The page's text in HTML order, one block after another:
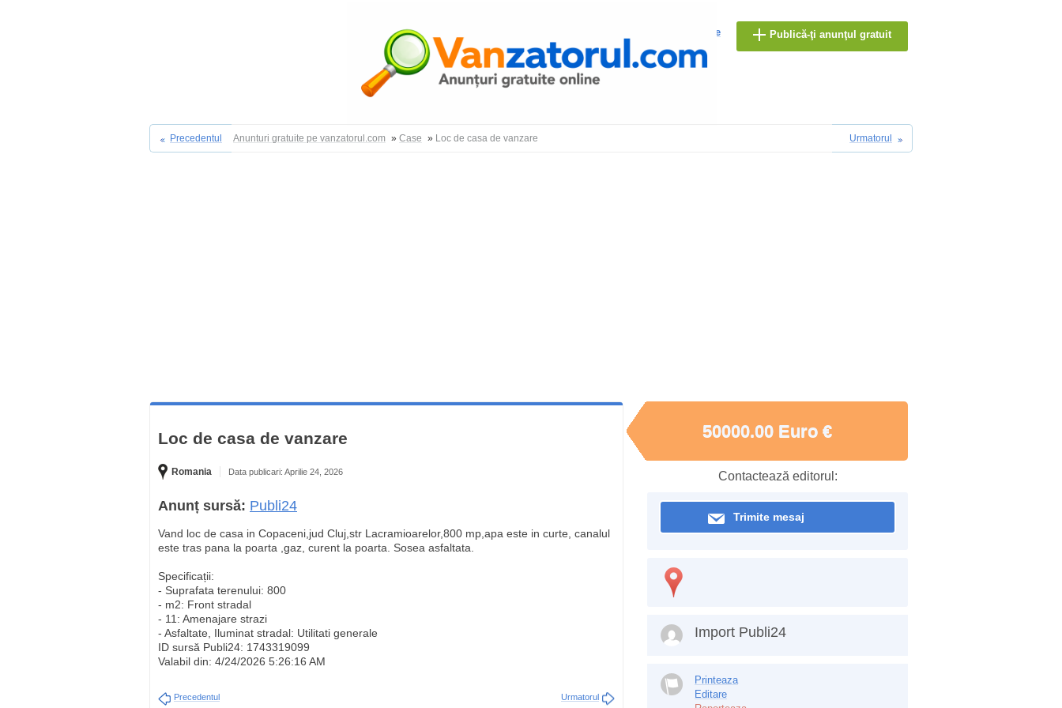
Autentificare Publică-ţi anunţul gratuit
Precedentul Urmatorul
Anunturi gratuite pe vanzatorul.com » Case » Loc de casa de vanzare
Loc de casa de vanzare
Romania Data publicari: Aprilie 24, 2026
Anunț sursă: Publi24
Vand loc de casa in Copaceni,jud Cluj,str Lacramioarelor,800 mp,apa este in curte, canalul
este tras pana la poarta ,gaz, curent la poarta. Sosea asfaltata.
Specificații:
- Suprafata terenului: 800
- m2: Front stradal
- 11: Amenajare strazi
- Asfaltate, Iluminat stradal: Utilitati generale
ID sursă Publi24: 1743319099
Valabil din: 4/24/2026 5:26:16 AM
Precedentul Urmatorul
50000.00 Euro €
Contactează editorul:
Trimite mesaj
Import Publi24
Printeaza
Editare